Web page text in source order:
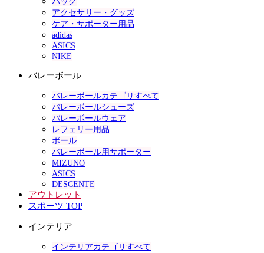
アクセサリー・グッズ
ケア・サポーター用品
adidas
ASICS
NIKE
バレーボール
バレーボールカテゴリすべて
バレーボールシューズ
バレーボールウェア
レフェリー用品
ボール
バレーボール用サポーター
MIZUNO
ASICS
DESCENTE
アウトレット
スポーツ TOP
インテリア
インテリアカテゴリすべて